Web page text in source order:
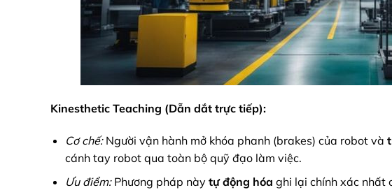
Kinesthetic Teaching (Dẫn dắt trực tiếp):
Cơ chế:Người vận hành mở khóa phanh (brakes) của robot và
cánh tay robot qua toàn bộ quỹ đạo làm việc.
Ưu điểm:Phương pháp này tự động hóa ghi lại chính xác nhất